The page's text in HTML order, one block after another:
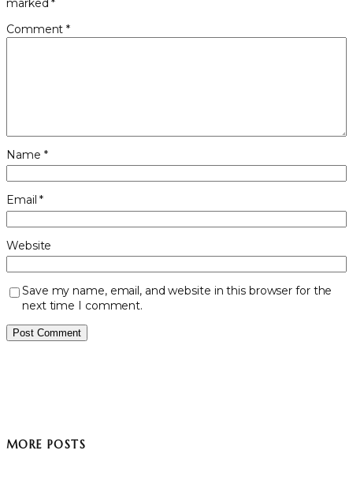
Comment*
Name *
Email*
Website
Save my name, email, and website in this browser for the
next time I comment.
MORE POSTS